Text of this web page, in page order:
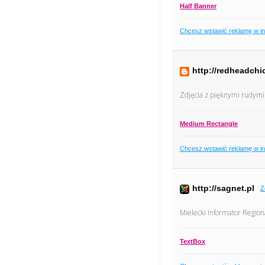
Half Banner
Chcesz wstawić reklamę w
http://
Zdjęcia z pięknymi
Medium Rectangle
Chcesz wstawić reklamę w
http://sagnet.pl
Mielecki Informator
TextBox